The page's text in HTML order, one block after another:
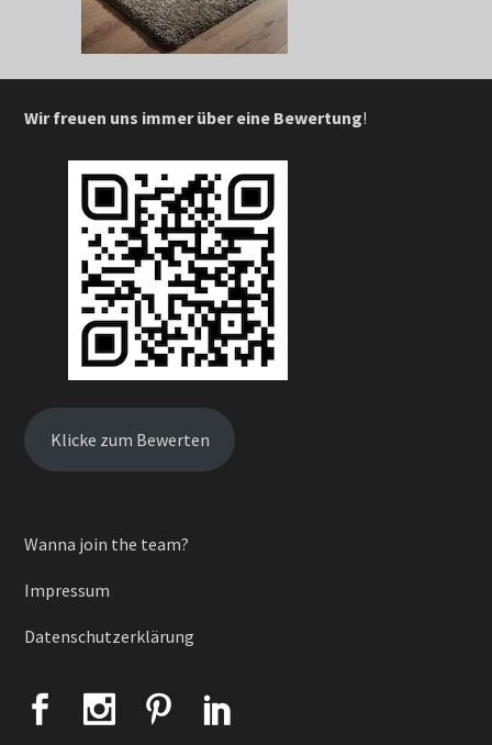
Wir freuen uns immer über eine Bewertung!
Klicke zum Bewerten
Wanna join the team?
Impressum
Datenschutzerklärung